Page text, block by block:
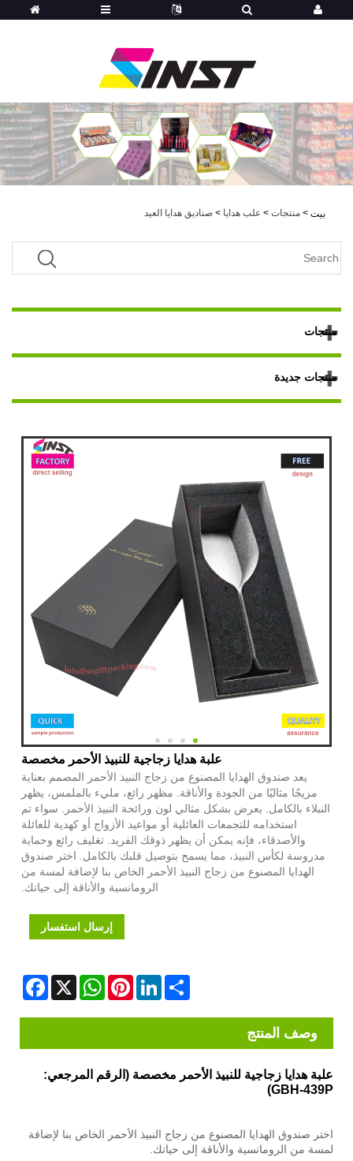
بيت > منتجات > علب هدايا > صناديق هدايا العيد
منتجات
منتجات جديدة
علبة هدايا زجاجية للنبيذ الأحمر مخصصة
يعد صندوق الهدايا المصنوع من زجاج النبيذ الأحمر المصمم بعناية
مزيجًا مثاليًا من الجودة والأناقة. مظهر رائع، مليء بالملمس، يظهر
النبلاء بالكامل. يعرض بشكل مثالي لون ورائحة النبيذ الأحمر. سواء تم
استخدامه للتجمعات العائلية أو مواعيد الأزواج أو كهدية للعائلة
والأصدقاء، فإنه يمكن أن يظهر ذوقك الفريد. تغليف رائع وحماية
مدروسة لكأس النبيذ، مما يسمح بتوصيل قلبك بالكامل. اختر صندوق
الهدايا المصنوع من زجاج النبيذ الأحمر الخاص بنا لإضافة لمسة من
الرومانسية والأناقة إلى حياتك.
إرسال استفسار
X
WhatsAppPinterestLinkedInShare
وصف المنتج
علبة هدايا زجاجية للنبيذ الأحمر مخصصة (الرقم المرجعي:
GBH-439P)
اختر صندوق الهدايا المصنوع من زجاج النبيذ الأحمر الخاص بنا لإضافة
لمسة من الرومانسية والأناقة إلى حياتك.